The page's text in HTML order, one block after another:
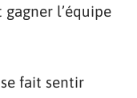
l’équipe
fait sentir